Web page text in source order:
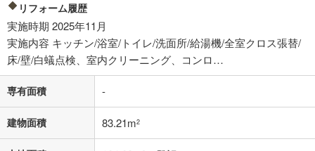
年2回払いを想定しています。毎月の返済額に加えて、ボー
ナス時の増額分（1回分）を入力してください。
ボーナス払いの限度額は金融機関によって異なります。
閉じる
月々の返済額 61,781円/月
る値は、実際の金融機関等における貸出金利とは何ら関係がなく、実際
の金融機関等における貸出金利を何ら保証するものではありません。返
リフォーム履歴
実施時期 2025年11月
実施内容 キッチン/浴室/トイレ/洗面所/給湯機/全室クロス張替/
床/壁/白蟻点検、室内クリーニング、コンロ…
専有面積 -
建物面積 83.21m2